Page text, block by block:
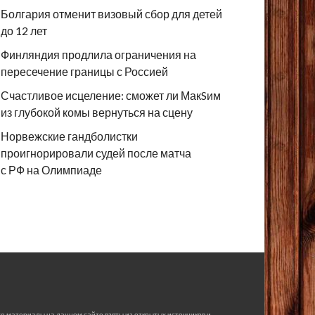
Болгария отменит визовый сбор для детей
до 12 лет
Финляндия продлила ограничения на
пересечение границы с Россией
Счастливое исцеление: сможет ли МакSим
из глубокой комы вернуться на сцену
Норвежские гандболистки
проигнорировали судей после матча
с РФ на Олимпиаде